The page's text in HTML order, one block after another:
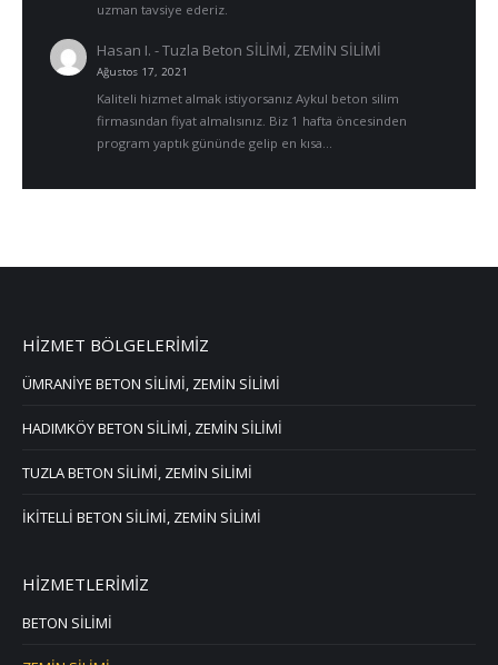
uzman tavsiye ederiz.
Hasan I. -Tuzla Beton SİLİMİ, ZEMİN SİLİMİ
Ağustos 17, 2021
Kaliteli hizmet almak istiyorsanız Aykul beton silim
firmasından fiyat almalısınız. Biz 1 hafta öncesinden
program yaptık gününde gelip en kısa…
HİZMET BÖLGELERİMİZ
ÜMRANİYE BETON SİLİMİ, ZEMİN SİLİMİ
HADIMKÖY BETON SİLİMİ, ZEMİN SİLİMİ
TUZLA BETON SİLİMİ, ZEMİN SİLİMİ
İKİTELLİ BETON SİLİMİ, ZEMİN SİLİMİ
HİZMETLERİMİZ
BETON SİLİMİ